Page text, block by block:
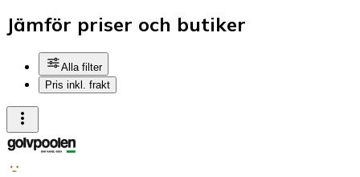
Jämför priser och butiker
Alla filter
Pris inkl. frakt